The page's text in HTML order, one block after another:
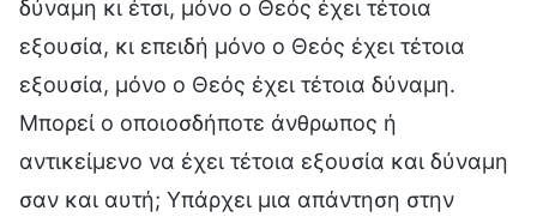
δύναμη κι έτσι, μόνο ο Θεός έχει τέτοια
εξουσία, κι επειδή μόνο ο Θεός έχει τέτοια
εξουσία, μόνο ο Θεός έχει τέτοια δύναμη.
Μπορεί ο οποιοσδήποτε άνθρωπος ή
αντικείμενο να έχει τέτοια εξουσία και δύναμη
σαν και αυτή; Υπάρχει μια απάντηση στην